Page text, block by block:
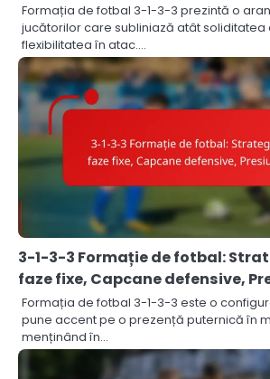
Formația de fotbal 3-1-3-3 prezintă o
jucătorilor care subliniază atât soliditatea
flexibilitatea în atac.…
3-1-3-3 Formație de fotbal:
faze fixe, Capcane defensive,
Formația de fotbal 3-1-3-3 este o
pune accent pe o prezență puternică în
menținând în…